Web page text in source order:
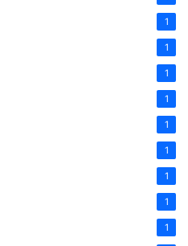
1
1
1
1
1
1
1
1
1